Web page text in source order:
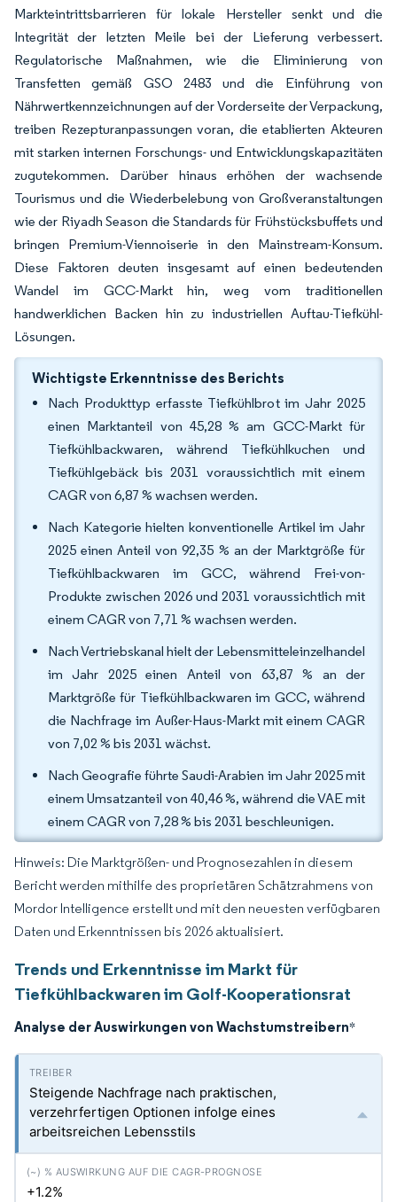
Markteintrittsbarrieren für lokale Hersteller senkt und die
Integrität der letzten Meile bei der Lieferung verbessert.
Regulatorische Maßnahmen, wie die Eliminierung von
Transfetten gemäß GSO 2483 und die Einführung von
Nährwertkennzeichnungen auf der Vorderseite der Verpackung,
treiben Rezepturanpassungen voran, die etablierten Akteuren
mit starken internen Forschungs- und Entwicklungskapazitäten
zugutekommen. Darüber hinaus erhöhen der wachsende
Tourismus und die Wiederbelebung von Großveranstaltungen
wie der Riyadh Season die Standards für Frühstücksbuffets und
bringen Premium-Viennoiserie in den Mainstream-Konsum.
Diese Faktoren deuten insgesamt auf einen bedeutenden
Wandel im GCC-Markt hin, weg vom traditionellen
handwerklichen Backen hin zu industriellen Auftau-Tiefkühl-
Lösungen.
Wichtigste Erkenntnisse des Berichts
Nach Produkttyp erfasste Tiefkühlbrot im Jahr 2025
einen Marktanteil von 45,28 % am GCC-Markt für
Tiefkühlbackwaren, während Tiefkühlkuchen und
Tiefkühlgebäck bis 2031 voraussichtlich mit einem
CAGR von 6,87 % wachsen werden.
Nach Kategorie hielten konventionelle Artikel im Jahr
2025 einen Anteil von 92,35 % an der Marktgröße für
Tiefkühlbackwaren im GCC, während Frei-von-
Produkte zwischen 2026 und 2031 voraussichtlich mit
einem CAGR von 7,71 % wachsen werden.
Nach Vertriebskanal hielt der Lebensmitteleinzelhandel
im Jahr 2025 einen Anteil von 63,87 % an der
Marktgröße für Tiefkühlbackwaren im GCC, während
die Nachfrage im Außer-Haus-Markt mit einem CAGR
von 7,02 % bis 2031 wächst.
Nach Geografie führte Saudi-Arabien im Jahr 2025 mit
einem Umsatzanteil von 40,46 %, während die VAE mit
einem CAGR von 7,28 % bis 2031 beschleunigen.
Hinweis: Die Marktgrößen- und Prognosezahlen in diesem
Bericht werden mithilfe des proprietären Schätzrahmens von
Mordor Intelligence erstellt und mit den neuesten verfügbaren
Daten und Erkenntnissen bis 2026 aktualisiert.
Trends und Erkenntnisse im Markt für
Tiefkühlbackwaren im Golf-Kooperationsrat
Analyse der Auswirkungen von Wachstumstreibern*
Steigende Nachfrage nach praktischen,
verzehrfertigen Optionen infolge eines
arbeitsreichen Lebensstils
+1.2%